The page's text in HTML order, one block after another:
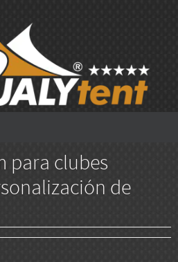
para clubes
de